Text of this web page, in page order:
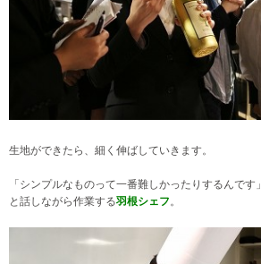
生地ができたら、細く伸ばしていきます。
「シンプルなものって一番難しかったりするんです」
と話しながら作業する羽根シェフ。